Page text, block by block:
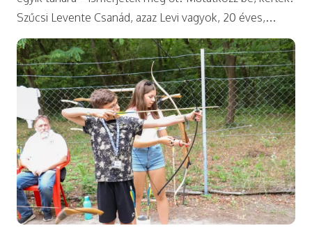
Szűcsi Levente Csanád, azaz Levi vagyok, 20 éves,…